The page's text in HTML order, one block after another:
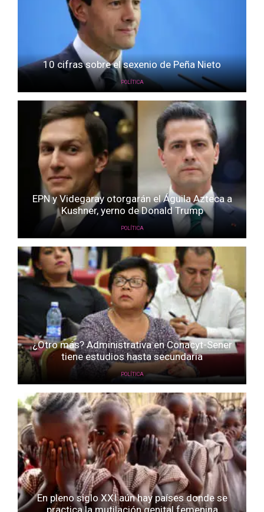
10 cifras sobre el sexenio de Peña Nieto
POLÍTICA
EPN y Videgaray otorgarán el Águila Azteca a
Kushner, yerno de Donald Trump
POLÍTICA
¿Otro más? Administrativa en Conacyt-Sener
tiene estudios hasta secundaria
POLÍTICA
En pleno siglo XXI aún hay países donde se